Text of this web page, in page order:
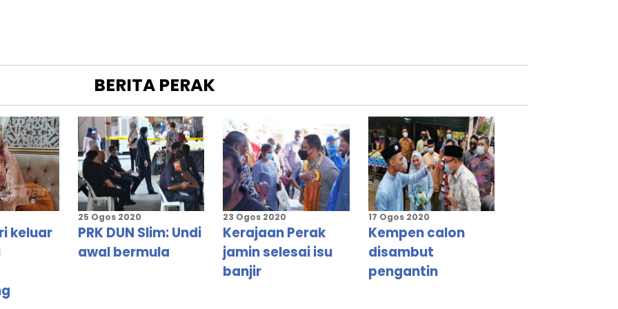
BERITA PERAK
keluar
25 Ogos 2020
PRK DUN Slim: Undi
awal bermula
23 Ogos 2020
Kerajaan Perak
jamin selesai isu
banjir
17 Ogos 2020
Kempen calon
disambut
pengantin